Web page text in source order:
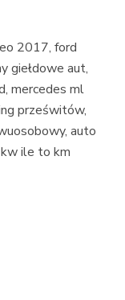
2017, ford
giełdowe aut,
mercedes ml
prześwitów,
auto
ile to km